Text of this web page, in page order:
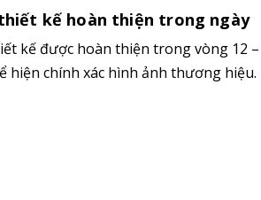
kế hoàn thiện trong ngày
kế được hoàn thiện trong vòng 12 –
hiện chính xác hình ảnh thương hiệu.